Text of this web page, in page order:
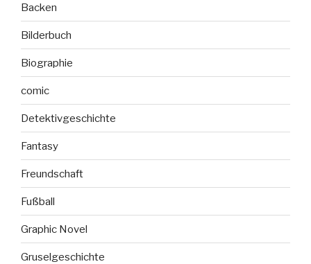
Backen
Bilderbuch
Biographie
comic
Detektivgeschichte
Fantasy
Freundschaft
Fußball
Graphic Novel
Gruselgeschichte